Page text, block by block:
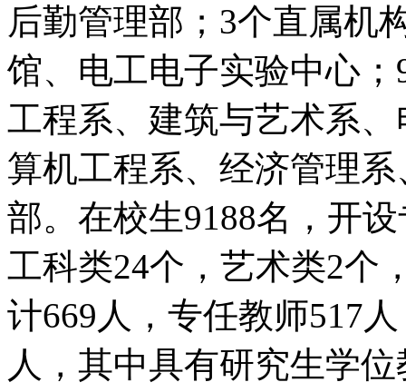
后勤管理部；3个直属机
馆、电工电子实验中心
工程系、建筑与艺术系
算机工程系、经济管理
部。在校生9188名，开
工科类24个，艺术类2个
计669人，专任教师517
人，其中具有研究生学